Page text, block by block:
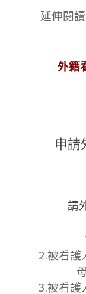
延伸閱
外籍
申請
請
2.被看護
3.被看護